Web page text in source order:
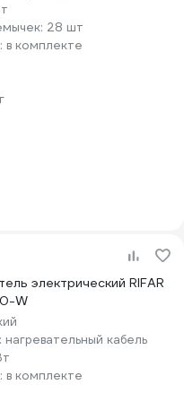
28 шт
в комплекте
электрический RIFAR
W
нагревательный кабель
в комплекте